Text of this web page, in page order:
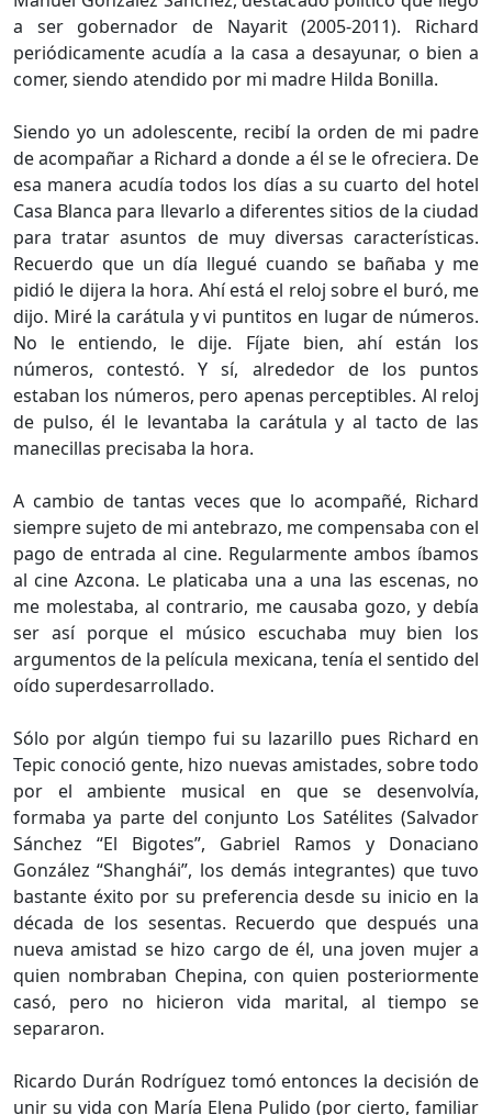
a ser gobernador de Nayarit (2005-2011). Richard
periódicamente acudía a la casa a desayunar, o bien a
comer, siendo atendido por mi madre Hilda Bonilla.
Siendo yo un adolescente, recibí la orden de mi padre
de acompañar a Richard a donde a él se le ofreciera. De
esa manera acudía todos los días a su cuarto del hotel
Casa Blanca para llevarlo a diferentes sitios de la ciudad
para tratar asuntos de muy diversas características.
Recuerdo que un día llegué cuando se bañaba y me
pidió le dijera la hora. Ahí está el reloj sobre el buró, me
dijo. Miré la carátula y vi puntitos en lugar de números.
No le entiendo, le dije. Fíjate bien, ahí están los
números, contestó. Y sí, alrededor de los puntos
estaban los números, pero apenas perceptibles. Al reloj
de pulso, él le levantaba la carátula y al tacto de las
manecillas precisaba la hora.
A cambio de tantas veces que lo acompañé, Richard
siempre sujeto de mi antebrazo, me compensaba con el
pago de entrada al cine. Regularmente ambos íbamos
al cine Azcona. Le platicaba una a una las escenas, no
me molestaba, al contrario, me causaba gozo, y debía
ser así porque el músico escuchaba muy bien los
argumentos de la película mexicana, tenía el sentido del
oído superdesarrollado.
Sólo por algún tiempo fui su lazarillo pues Richard en
Tepic conoció gente, hizo nuevas amistades, sobre todo
por el ambiente musical en que se desenvolvía,
formaba ya parte del conjunto Los Satélites (Salvador
Sánchez “El Bigotes”, Gabriel Ramos y Donaciano
González “Shanghái”, los demás integrantes) que tuvo
bastante éxito por su preferencia desde su inicio en la
década de los sesentas. Recuerdo que después una
nueva amistad se hizo cargo de él, una joven mujer a
quien nombraban Chepina, con quien posteriormente
casó, pero no hicieron vida marital, al tiempo se
separaron.
Ricardo Durán Rodríguez tomó entonces la decisión de
unir su vida con María Elena Pulido (por cierto, familiar